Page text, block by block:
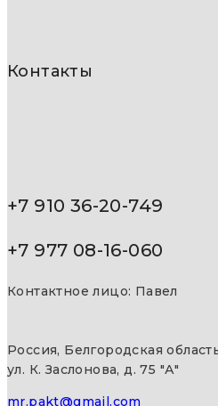
Контакты
+7 910 36-20-749
+7 977 08-16-060
Контактное лицо: Павел
Россия, Белгородская
ул. К. Заслонова, д. 75 "А"
mr.pakt@gmail.com